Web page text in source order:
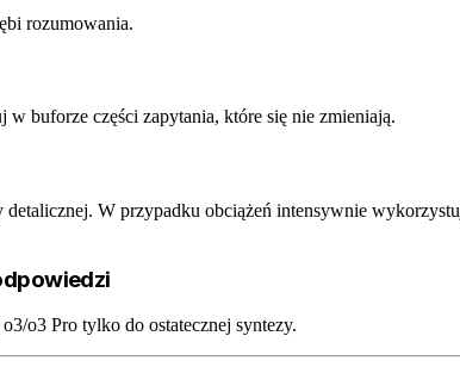
rozumowania.
buforze części zapytania, które się nie zmieniają.
W przypadku obciążeń intensywnie
o3 Pro tylko do ostatecznej syntezy.